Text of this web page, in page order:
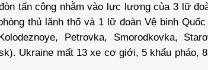
tấn công nhằm vào lực lượng của 3 lữ
thủ lãnh thổ và 1 lữ đoàn Vệ binh
Petrovka, Smorodkovka,
Ukraine mất 13 xe cơ giới, 5 khẩu pháo,